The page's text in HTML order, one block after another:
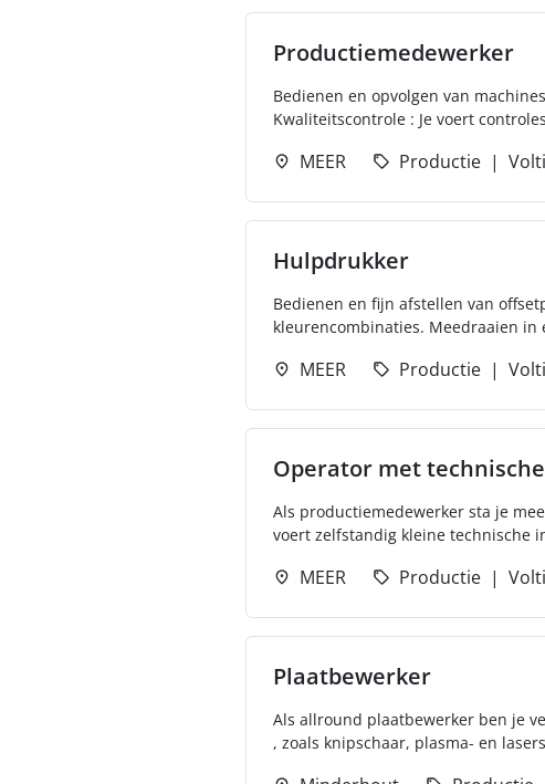
Productiemedewerker
Bedienen en opvolgen van
Kwaliteitscontrole : Je voert
MEER Productie
Hulpdrukker
Bedienen en fijn afstellen van
kleurencombinaties. Meedraaien in
MEER Productie
Operator met
Als productiemedewerker sta je
voert zelfstandig kleine technische
MEER Productie
Plaatbewerker
Als allround plaatbewerker ben je
, zoals knipschaar, plasma- en